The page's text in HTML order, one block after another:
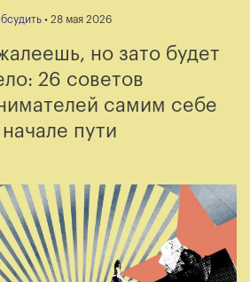
• 28 мая 2026
но зато будет
26 советов
самим себе
начале пути